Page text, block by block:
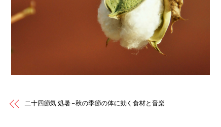
二十四節気 処暑 – 秋の季節の体に効く食材と音楽